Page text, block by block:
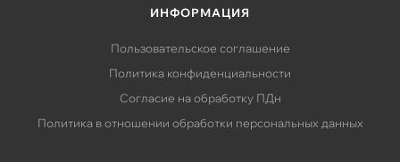
ИНФОРМАЦИЯ
Пользовательское соглашение
Политика конфиденциальности
Согласие на обработку ПДн
Политика в отношении обработки персональных данных